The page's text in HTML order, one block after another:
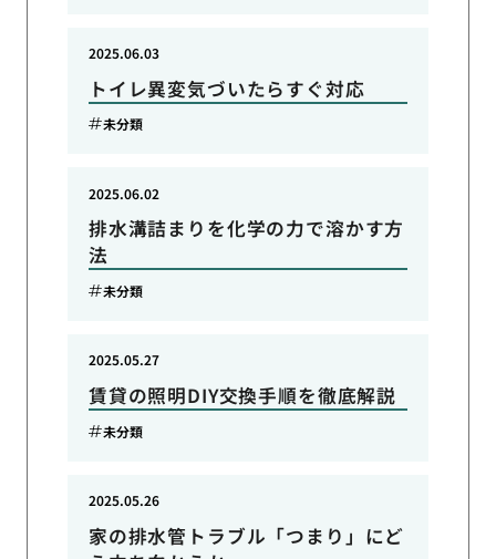
トイレ異変気づいたらすぐ対応
2025.06.03
未分類
排水溝詰まりを化学の力で溶かす方
法
2025.06.02
未分類
賃貸の照明DIY交換手順を徹底解説
2025.05.27
未分類
家の排水管トラブル「つまり」にど
2025.05.26